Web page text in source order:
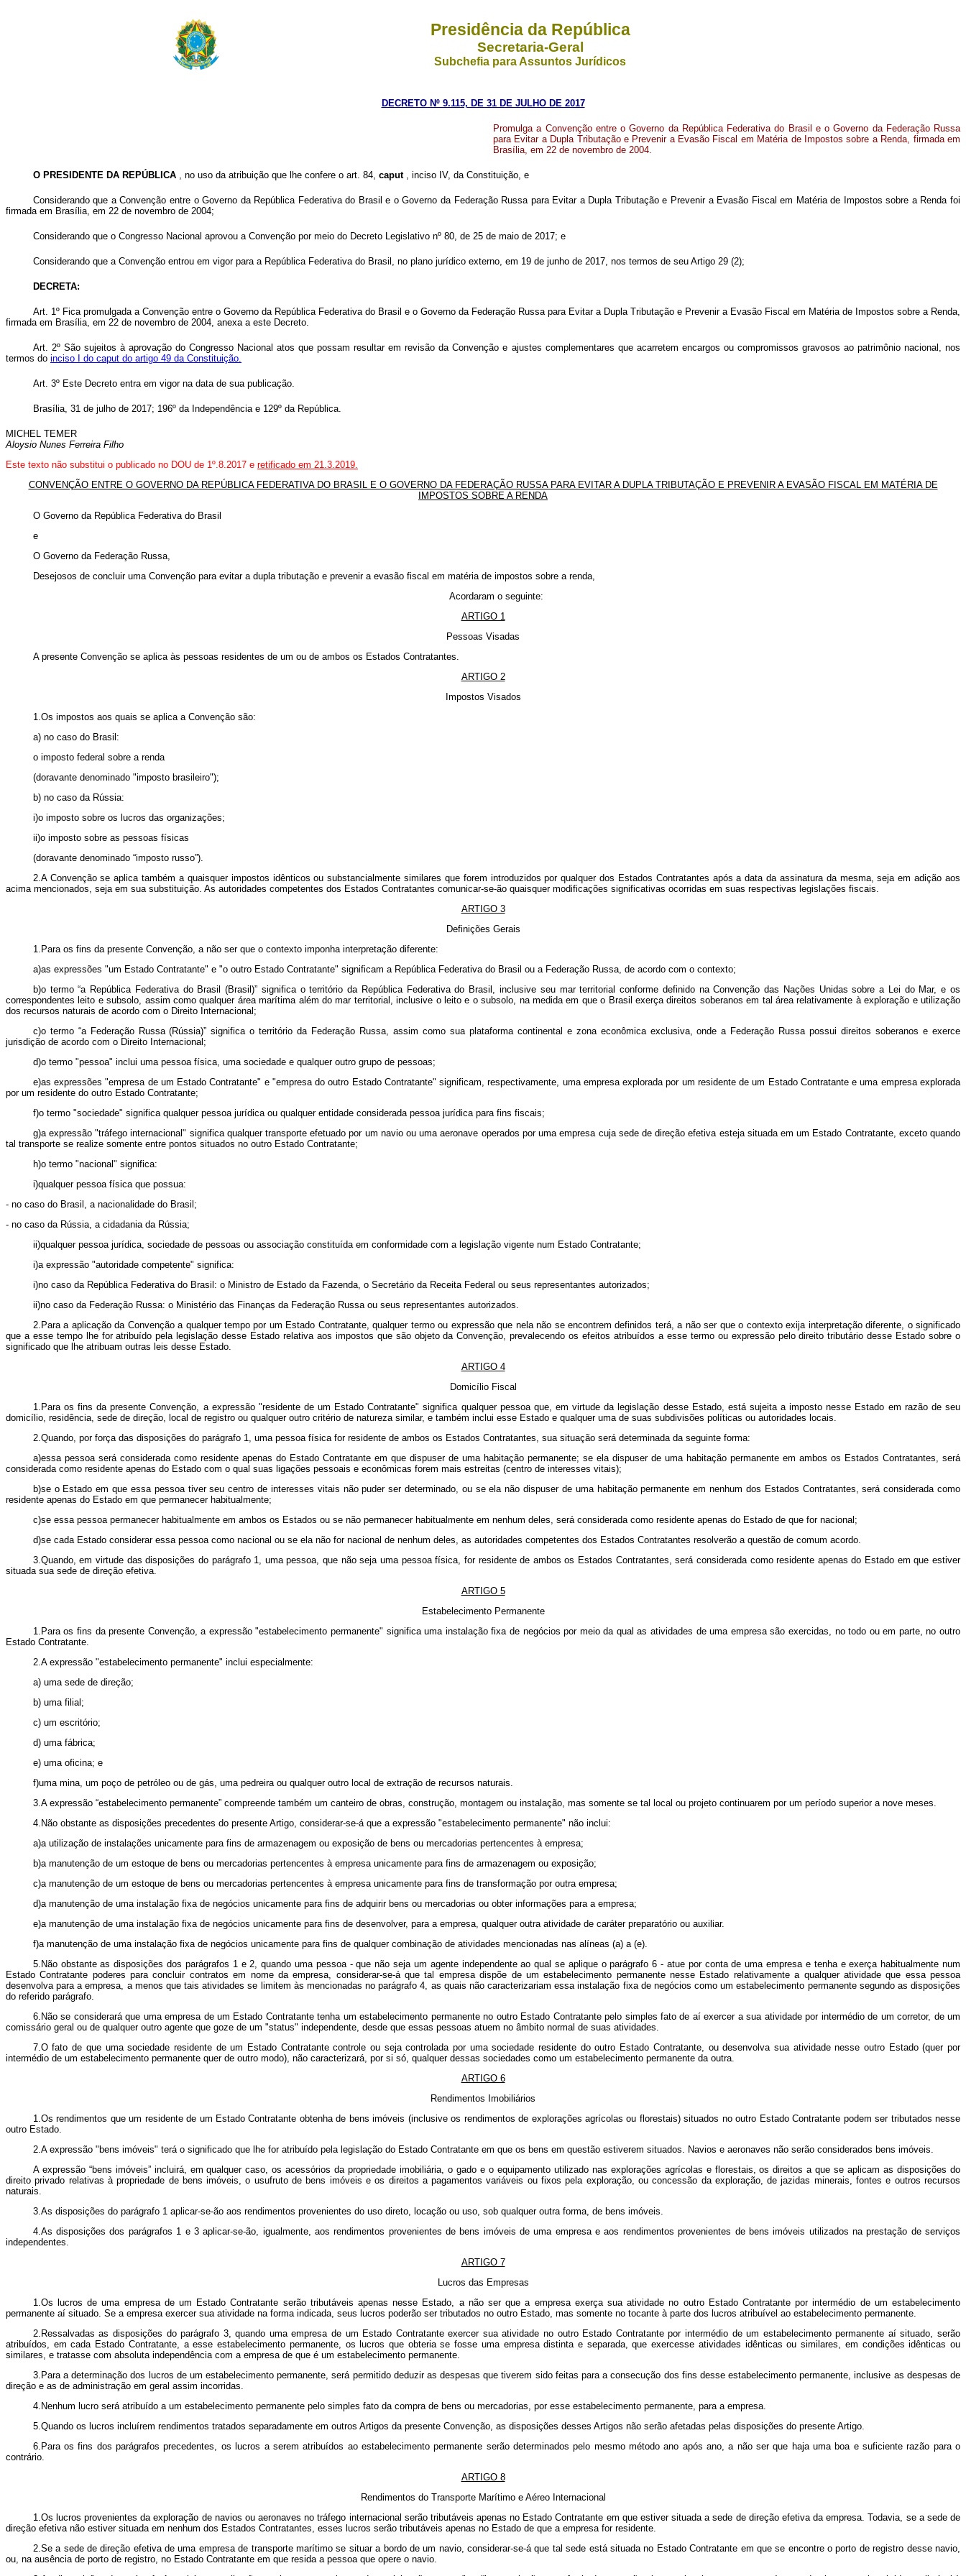
Presidência da República
Secretaria-Geral
Subchefia para Assuntos Jurídicos
DECRETO Nº 9.115, DE 31 DE JULHO DE 2017
Promulga a Convenção entre o Governo da República Federativa do Brasil e o Governo da Federação Russa
para Evitar a Dupla Tributação e Prevenir a Evasão Fiscal em Matéria de Impostos sobre a Renda, firmada em
Brasília, em 22 de novembro de 2004.
O PRESIDENTE DA REPÚBLICA , no uso da atribuição que lhe confere o art. 84, caput , inciso IV, da Constituição, e
Considerando que a Convenção entre o Governo da República Federativa do Brasil e o Governo da Federação Russa para Evitar a Dupla Tributação e Prevenir a Evasão Fiscal em Matéria de Impostos sobre a Renda foi
firmada em Brasília, em 22 de novembro de 2004;
Considerando que o Congresso Nacional aprovou a Convenção por meio do Decreto Legislativo nº 80, de 25 de maio de 2017; e
Considerando que a Convenção entrou em vigor para a República Federativa do Brasil, no plano jurídico externo, em 19 de junho de 2017, nos termos de seu Artigo 29 (2);
DECRETA:
Art. 1º Fica promulgada a Convenção entre o Governo da República Federativa do Brasil e o Governo da Federação Russa para Evitar a Dupla Tributação e Prevenir a Evasão Fiscal em Matéria de Impostos sobre a Renda,
firmada em Brasília, em 22 de novembro de 2004, anexa a este Decreto.
Art. 2º São sujeitos à aprovação do Congresso Nacional atos que possam resultar em revisão da Convenção e ajustes complementares que acarretem encargos ou compromissos gravosos ao patrimônio nacional, nos
termos do inciso I do caput do artigo 49 da Constituição.
Art. 3º Este Decreto entra em vigor na data de sua publicação.
Brasília, 31 de julho de 2017; 196º da Independência e 129º da República.
MICHEL TEMER
Aloysio Nunes Ferreira Filho
Este texto não substitui o publicado no DOU de 1º.8.2017 e retificado em 21.3.2019.
CONVENÇÃO ENTRE O GOVERNO DA REPÚBLICA FEDERATIVA DO BRASIL E O GOVERNO DA FEDERAÇÃO RUSSA PARA EVITAR A DUPLA TRIBUTAÇÃO E PREVENIR A EVASÃO FISCAL EM MATÉRIA DE
IMPOSTOS SOBRE A RENDA
O Governo da República Federativa do Brasil
e
O Governo da Federação Russa,
Desejosos de concluir uma Convenção para evitar a dupla tributação e prevenir a evasão fiscal em matéria de impostos sobre a renda,
Acordaram o seguinte:
ARTIGO 1
Pessoas Visadas
A presente Convenção se aplica às pessoas residentes de um ou de ambos os Estados Contratantes.
ARTIGO 2
Impostos Visados
1.Os impostos aos quais se aplica a Convenção são:
a) no caso do Brasil:
o imposto federal sobre a renda
(doravante denominado "imposto brasileiro");
b) no caso da Rússia:
i)o imposto sobre os lucros das organizações;
ii)o imposto sobre as pessoas físicas
(doravante denominado “imposto russo”).
2.A Convenção se aplica também a quaisquer impostos idênticos ou substancialmente similares que forem introduzidos por qualquer dos Estados Contratantes após a data da assinatura da mesma, seja em adição aos
acima mencionados, seja em sua substituição. As autoridades competentes dos Estados Contratantes comunicar-se-ão quaisquer modificações significativas ocorridas em suas respectivas legislações fiscais.
ARTIGO 3
Definições Gerais
1.Para os fins da presente Convenção, a não ser que o contexto imponha interpretação diferente:
a)as expressões "um Estado Contratante" e "o outro Estado Contratante" significam a República Federativa do Brasil ou a Federação Russa, de acordo com o contexto;
b)o termo “a República Federativa do Brasil (Brasil)” significa o território da República Federativa do Brasil, inclusive seu mar territorial conforme definido na Convenção das Nações Unidas sobre a Lei do Mar, e os
correspondentes leito e subsolo, assim como qualquer área marítima além do mar territorial, inclusive o leito e o subsolo, na medida em que o Brasil exerça direitos soberanos em tal área relativamente à exploração e utilização
dos recursos naturais de acordo com o Direito Internacional;
c)o termo “a Federação Russa (Rússia)” significa o território da Federação Russa, assim como sua plataforma continental e zona econômica exclusiva, onde a Federação Russa possui direitos soberanos e exerce
jurisdição de acordo com o Direito Internacional;
d)o termo "pessoa" inclui uma pessoa física, uma sociedade e qualquer outro grupo de pessoas;
e)as expressões "empresa de um Estado Contratante" e "empresa do outro Estado Contratante" significam, respectivamente, uma empresa explorada por um residente de um Estado Contratante e uma empresa explorada
por um residente do outro Estado Contratante;
f)o termo "sociedade" significa qualquer pessoa jurídica ou qualquer entidade considerada pessoa jurídica para fins fiscais;
g)a expressão "tráfego internacional" significa qualquer transporte efetuado por um navio ou uma aeronave operados por uma empresa cuja sede de direção efetiva esteja situada em um Estado Contratante, exceto quando
tal transporte se realize somente entre pontos situados no outro Estado Contratante;
h)o termo "nacional" significa:
i)qualquer pessoa física que possua:
- no caso do Brasil, a nacionalidade do Brasil;
- no caso da Rússia, a cidadania da Rússia;
ii)qualquer pessoa jurídica, sociedade de pessoas ou associação constituída em conformidade com a legislação vigente num Estado Contratante;
i)a expressão "autoridade competente" significa:
i)no caso da República Federativa do Brasil: o Ministro de Estado da Fazenda, o Secretário da Receita Federal ou seus representantes autorizados;
ii)no caso da Federação Russa: o Ministério das Finanças da Federação Russa ou seus representantes autorizados.
2.Para a aplicação da Convenção a qualquer tempo por um Estado Contratante, qualquer termo ou expressão que nela não se encontrem definidos terá, a não ser que o contexto exija interpretação diferente, o significado
que a esse tempo lhe for atribuído pela legislação desse Estado relativa aos impostos que são objeto da Convenção, prevalecendo os efeitos atribuídos a esse termo ou expressão pelo direito tributário desse Estado sobre o
significado que lhe atribuam outras leis desse Estado.
ARTIGO 4
Domicílio Fiscal
1.Para os fins da presente Convenção, a expressão "residente de um Estado Contratante" significa qualquer pessoa que, em virtude da legislação desse Estado, está sujeita a imposto nesse Estado em razão de seu
domicílio, residência, sede de direção, local de registro ou qualquer outro critério de natureza similar, e também inclui esse Estado e qualquer uma de suas subdivisões políticas ou autoridades locais.
2.Quando, por força das disposições do parágrafo 1, uma pessoa física for residente de ambos os Estados Contratantes, sua situação será determinada da seguinte forma:
a)essa pessoa será considerada como residente apenas do Estado Contratante em que dispuser de uma habitação permanente; se ela dispuser de uma habitação permanente em ambos os Estados Contratantes, será
considerada como residente apenas do Estado com o qual suas ligações pessoais e econômicas forem mais estreitas (centro de interesses vitais);
b)se o Estado em que essa pessoa tiver seu centro de interesses vitais não puder ser determinado, ou se ela não dispuser de uma habitação permanente em nenhum dos Estados Contratantes, será considerada como
residente apenas do Estado em que permanecer habitualmente;
c)se essa pessoa permanecer habitualmente em ambos os Estados ou se não permanecer habitualmente em nenhum deles, será considerada como residente apenas do Estado de que for nacional;
d)se cada Estado considerar essa pessoa como nacional ou se ela não for nacional de nenhum deles, as autoridades competentes dos Estados Contratantes resolverão a questão de comum acordo.
3.Quando, em virtude das disposições do parágrafo 1, uma pessoa, que não seja uma pessoa física, for residente de ambos os Estados Contratantes, será considerada como residente apenas do Estado em que estiver
situada sua sede de direção efetiva.
ARTIGO 5
Estabelecimento Permanente
1.Para os fins da presente Convenção, a expressão "estabelecimento permanente" significa uma instalação fixa de negócios por meio da qual as atividades de uma empresa são exercidas, no todo ou em parte, no outro
Estado Contratante.
2.A expressão "estabelecimento permanente" inclui especialmente:
a) uma sede de direção;
b) uma filial;
c) um escritório;
d) uma fábrica;
e) uma oficina; e
f)uma mina, um poço de petróleo ou de gás, uma pedreira ou qualquer outro local de extração de recursos naturais.
3.A expressão “estabelecimento permanente” compreende também um canteiro de obras, construção, montagem ou instalação, mas somente se tal local ou projeto continuarem por um período superior a nove meses.
4.Não obstante as disposições precedentes do presente Artigo, considerar-se-á que a expressão "estabelecimento permanente" não inclui:
a)a utilização de instalações unicamente para fins de armazenagem ou exposição de bens ou mercadorias pertencentes à empresa;
b)a manutenção de um estoque de bens ou mercadorias pertencentes à empresa unicamente para fins de armazenagem ou exposição;
c)a manutenção de um estoque de bens ou mercadorias pertencentes à empresa unicamente para fins de transformação por outra empresa;
d)a manutenção de uma instalação fixa de negócios unicamente para fins de adquirir bens ou mercadorias ou obter informações para a empresa;
e)a manutenção de uma instalação fixa de negócios unicamente para fins de desenvolver, para a empresa, qualquer outra atividade de caráter preparatório ou auxiliar.
f)a manutenção de uma instalação fixa de negócios unicamente para fins de qualquer combinação de atividades mencionadas nas alíneas (a) a (e).
5.Não obstante as disposições dos parágrafos 1 e 2, quando uma pessoa - que não seja um agente independente ao qual se aplique o parágrafo 6 - atue por conta de uma empresa e tenha e exerça habitualmente num
Estado Contratante poderes para concluir contratos em nome da empresa, considerar-se-á que tal empresa dispõe de um estabelecimento permanente nesse Estado relativamente a qualquer atividade que essa pessoa
desenvolva para a empresa, a menos que tais atividades se limitem às mencionadas no parágrafo 4, as quais não caracterizariam essa instalação fixa de negócios como um estabelecimento permanente segundo as disposições
do referido parágrafo.
6.Não se considerará que uma empresa de um Estado Contratante tenha um estabelecimento permanente no outro Estado Contratante pelo simples fato de aí exercer a sua atividade por intermédio de um corretor, de um
comissário geral ou de qualquer outro agente que goze de um "status" independente, desde que essas pessoas atuem no âmbito normal de suas atividades.
7.O fato de que uma sociedade residente de um Estado Contratante controle ou seja controlada por uma sociedade residente do outro Estado Contratante, ou desenvolva sua atividade nesse outro Estado (quer por
intermédio de um estabelecimento permanente quer de outro modo), não caracterizará, por si só, qualquer dessas sociedades como um estabelecimento permanente da outra.
ARTIGO 6
Rendimentos Imobiliários
1.Os rendimentos que um residente de um Estado Contratante obtenha de bens imóveis (inclusive os rendimentos de explorações agrícolas ou florestais) situados no outro Estado Contratante podem ser tributados nesse
outro Estado.
2.A expressão "bens imóveis" terá o significado que lhe for atribuído pela legislação do Estado Contratante em que os bens em questão estiverem situados. Navios e aeronaves não serão considerados bens imóveis.
A expressão “bens imóveis” incluirá, em qualquer caso, os acessórios da propriedade imobiliária, o gado e o equipamento utilizado nas explorações agrícolas e florestais, os direitos a que se aplicam as disposições do
direito privado relativas à propriedade de bens imóveis, o usufruto de bens imóveis e os direitos a pagamentos variáveis ou fixos pela exploração, ou concessão da exploração, de jazidas minerais, fontes e outros recursos
naturais.
3.As disposições do parágrafo 1 aplicar-se-ão aos rendimentos provenientes do uso direto, locação ou uso, sob qualquer outra forma, de bens imóveis.
4.As disposições dos parágrafos 1 e 3 aplicar-se-ão, igualmente, aos rendimentos provenientes de bens imóveis de uma empresa e aos rendimentos provenientes de bens imóveis utilizados na prestação de serviços
independentes.
ARTIGO 7
Lucros das Empresas
1.Os lucros de uma empresa de um Estado Contratante serão tributáveis apenas nesse Estado, a não ser que a empresa exerça sua atividade no outro Estado Contratante por intermédio de um estabelecimento
permanente aí situado. Se a empresa exercer sua atividade na forma indicada, seus lucros poderão ser tributados no outro Estado, mas somente no tocante à parte dos lucros atribuível ao estabelecimento permanente.
2.Ressalvadas as disposições do parágrafo 3, quando uma empresa de um Estado Contratante exercer sua atividade no outro Estado Contratante por intermédio de um estabelecimento permanente aí situado, serão
atribuídos, em cada Estado Contratante, a esse estabelecimento permanente, os lucros que obteria se fosse uma empresa distinta e separada, que exercesse atividades idênticas ou similares, em condições idênticas ou
similares, e tratasse com absoluta independência com a empresa de que é um estabelecimento permanente.
3.Para a determinação dos lucros de um estabelecimento permanente, será permitido deduzir as despesas que tiverem sido feitas para a consecução dos fins desse estabelecimento permanente, inclusive as despesas de
direção e as de administração em geral assim incorridas.
4.Nenhum lucro será atribuído a um estabelecimento permanente pelo simples fato da compra de bens ou mercadorias, por esse estabelecimento permanente, para a empresa.
5.Quando os lucros incluírem rendimentos tratados separadamente em outros Artigos da presente Convenção, as disposições desses Artigos não serão afetadas pelas disposições do presente Artigo.
6.Para os fins dos parágrafos precedentes, os lucros a serem atribuídos ao estabelecimento permanente serão determinados pelo mesmo método ano após ano, a não ser que haja uma boa e suficiente razão para o
contrário.
ARTIGO 8
Rendimentos do Transporte Marítimo e Aéreo Internacional
1.Os lucros provenientes da exploração de navios ou aeronaves no tráfego internacional serão tributáveis apenas no Estado Contratante em que estiver situada a sede de direção efetiva da empresa. Todavia, se a sede de
direção efetiva não estiver situada em nenhum dos Estados Contratantes, esses lucros serão tributáveis apenas no Estado de que a empresa for residente.
2.Se a sede de direção efetiva de uma empresa de transporte marítimo se situar a bordo de um navio, considerar-se-á que tal sede está situada no Estado Contratante em que se encontre o porto de registro desse navio,
ou, na ausência de porto de registro, no Estado Contratante em que resida a pessoa que opere o navio.